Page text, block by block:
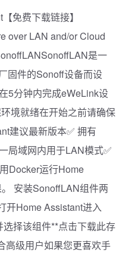
免费下载链接】
over LAN and/or Cloud
是一
固件的Sonoff设备而设
5分钟内完成eWeLink设
境就绪在开始之前请确保
建议最新版本✅ 拥有
局域网内用于LAN模式✅
Docker运行Home
安装SonoffLAN组件两
开Home Assistant进入
择该组件**点击下载此存
高级用户如果您更喜欢手